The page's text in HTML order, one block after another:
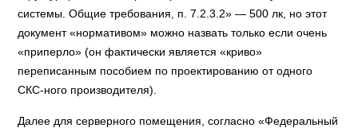
системы. Общие требования, п. 7.2.3.2» — 500 лк, но этот
документ «нормативом» можно назвать только если очень
«приперло» (он фактически является «криво»
переписанным пособием по проектированию от одного
СКС-ного производителя).
Далее для серверного помещения, согласно «Федеральный